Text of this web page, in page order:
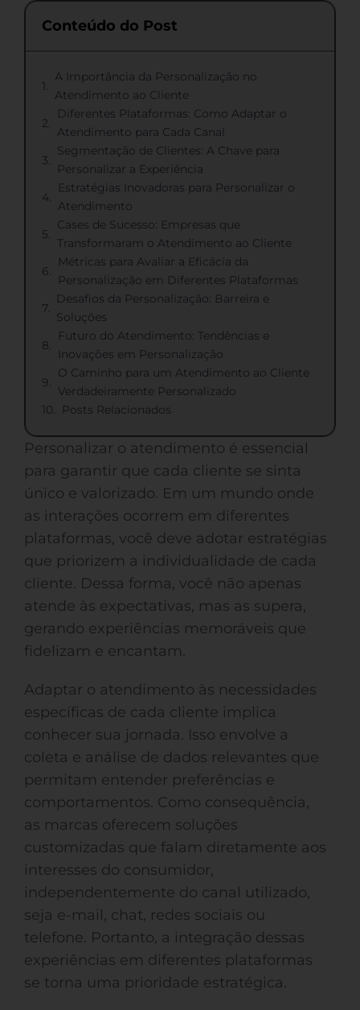
Conteúdo do Post
A Importância da Personalização no
Atendimento ao Cliente
Diferentes Plataformas: Como Adaptar o
Atendimento para Cada Canal
Segmentação de Clientes: A Chave para
Personalizar a Experiência
Estratégias Inovadoras para Personalizar o
Atendimento
Cases de Sucesso: Empresas que
Transformaram o Atendimento ao Cliente
Métricas para Avaliar a Eficácia da
Personalização em Diferentes Plataformas
Desafios da Personalização: Barreira e
Soluções
Futuro do Atendimento: Tendências e
Inovações em Personalização
O Caminho para um Atendimento ao Cliente
Verdadeiramente Personalizado
Posts Relacionados
Personalizar o atendimento é essencial
para garantir que cada cliente se sinta
único e valorizado. Em um mundo onde
as interações ocorrem em diferentes
plataformas, você deve adotar estratégias
que priorizem a individualidade de cada
cliente. Dessa forma, você não apenas
atende às expectativas, mas as supera,
gerando experiências memoráveis que
fidelizam e encantam.
Adaptar o atendimento às necessidades
específicas de cada cliente implica
conhecer sua jornada. Isso envolve a
coleta e análise de dados relevantes que
permitam entender preferências e
comportamentos. Como consequência,
as marcas oferecem soluções
customizadas que falam diretamente aos
interesses do consumidor,
independentemente do canal utilizado,
seja e-mail, chat, redes sociais ou
telefone. Portanto, a integração dessas
experiências em diferentes plataformas
se torna uma prioridade estratégica.